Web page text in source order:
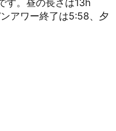
アワー終了は5:58、夕